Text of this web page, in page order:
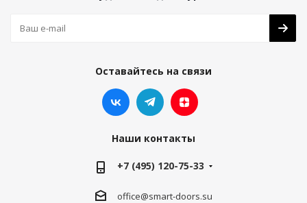
Оставайтесь на связи
Наши контакты
+7 (495) 120-75-33
office@smart-doors.su